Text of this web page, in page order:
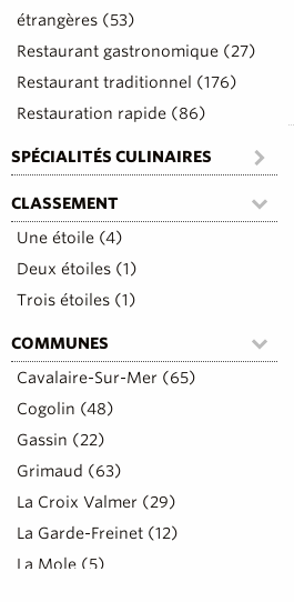
étrangères (53)
Restaurant gastronomique (27)
Restaurant traditionnel (176)
Restauration rapide (86)
SPÉCIALITÉS CULINAIRES
CLASSEMENT
Une étoile (4)
Deux étoiles (1)
Trois étoiles (1)
COMMUNES
Cavalaire-Sur-Mer (65)
Cogolin (48)
Gassin (22)
Grimaud (63)
La Croix Valmer (29)
La Garde-Freinet (12)
La Mole (5)